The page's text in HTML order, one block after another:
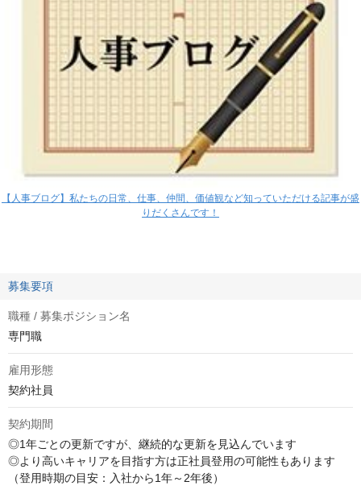
【人事ブログ】私たちの日常、仕事、仲間、価値観など知っていただける記事が盛
りだくさんです！
募集要項
職種 / 募集ポジション名
専門職
雇用形態
契約社員
契約期間
◎1年ごとの更新ですが、継続的な更新を見込んでいます
◎より高いキャリアを目指す方は正社員登用の可能性もあります
（登用時期の目安：入社から1年～2年後）